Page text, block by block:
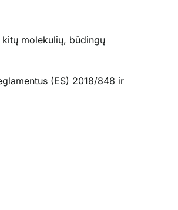
molekulių, būdingų
(ES) 2018/848 ir